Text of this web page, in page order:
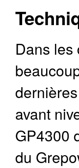
Dans les
avant
GP4300
du